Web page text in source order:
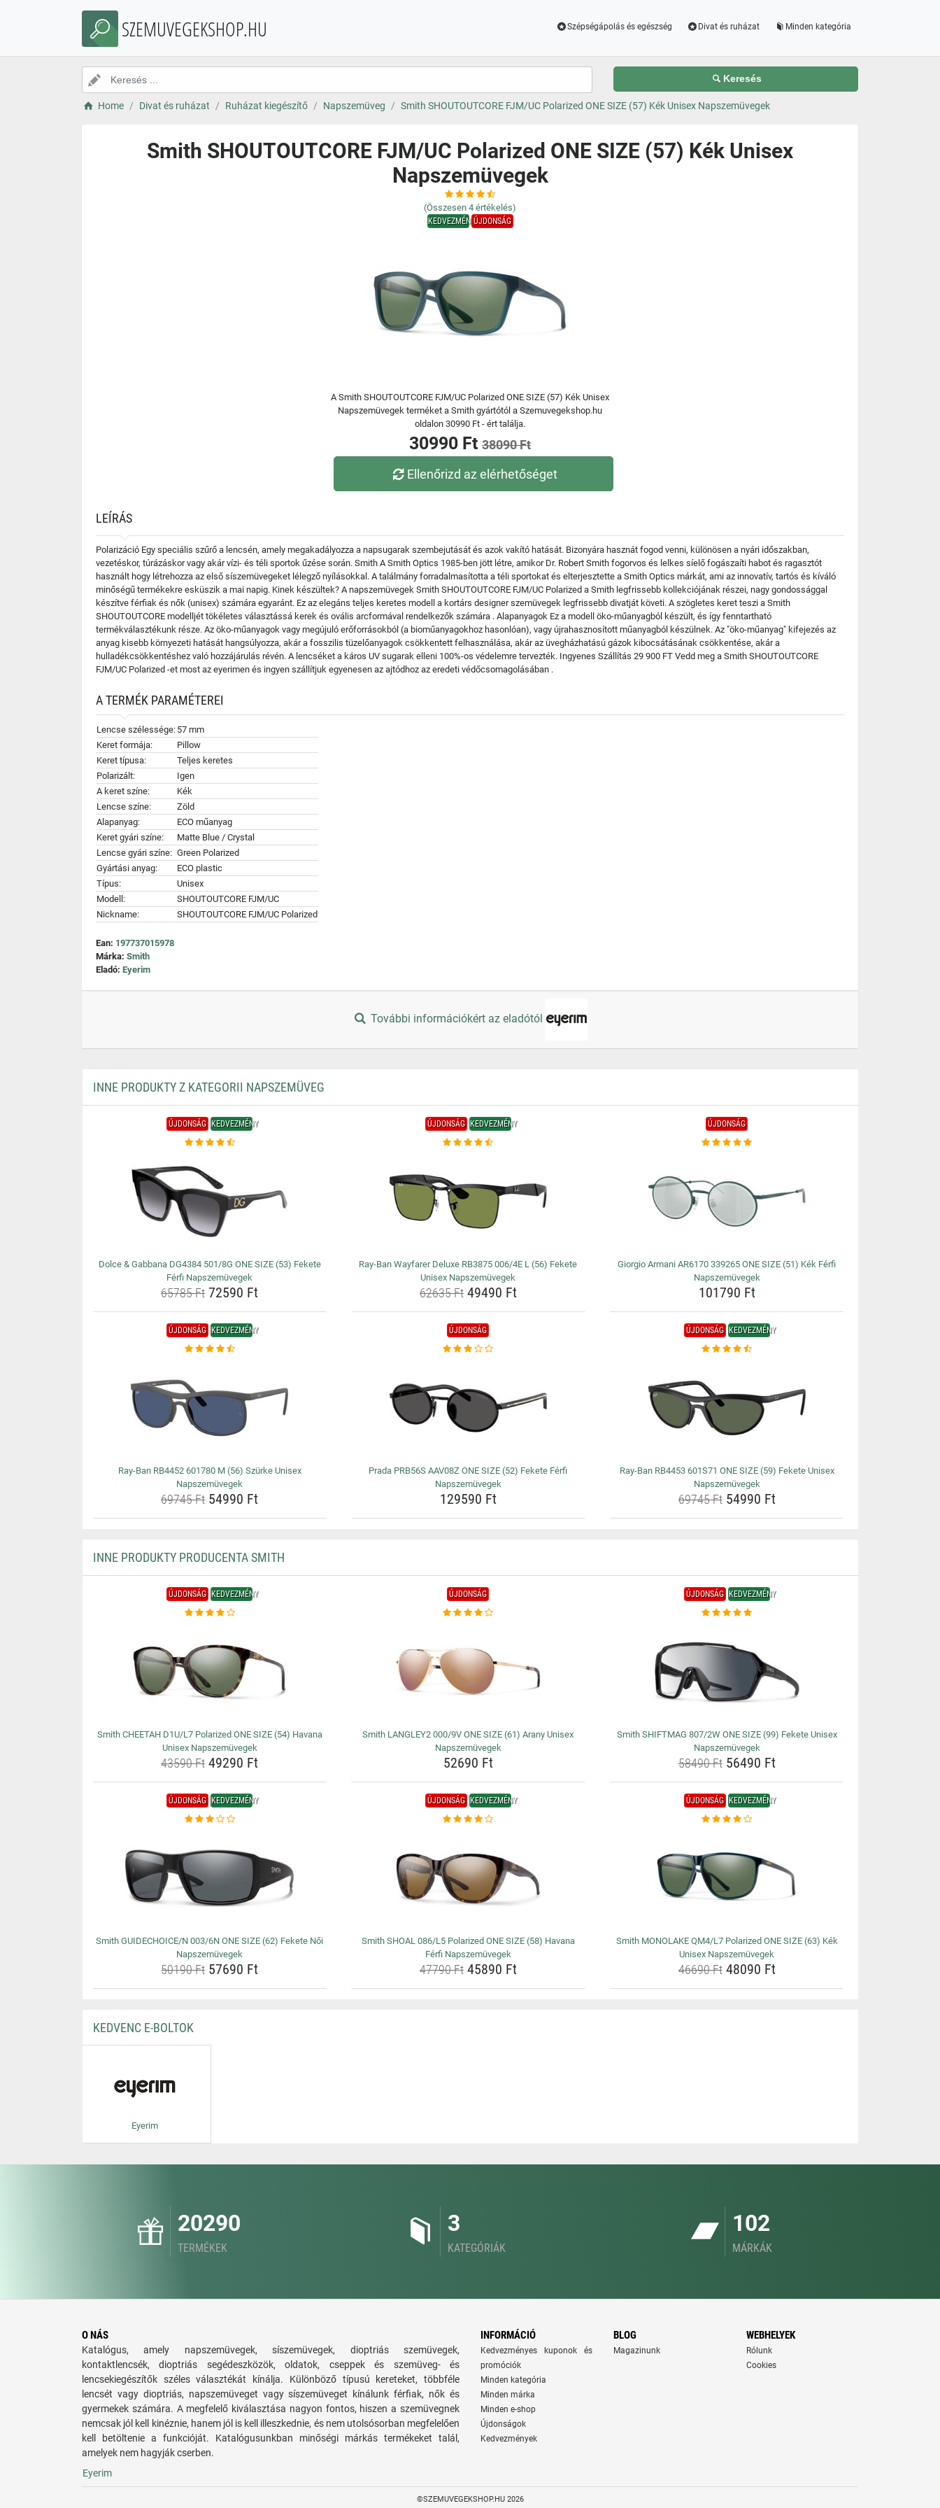
SZEMUVEGEKSHOP.HU Szépségápolás és egészség Divat és ruházat Minden kategória
Keresés
Home Divat és ruházat Ruházat kiegészítő Napszemüveg Smith SHOUTOUTCORE FJM/UC Polarized ONE SIZE (57) Kék Unisex Napszemüvegek
Smith SHOUTOUTCORE FJM/UC Polarized ONE SIZE (57) Kék Unisex
Napszemüvegek
(Összesen 4 értékelés)
KEDVEZMÉNYÚJDONSÁG
A Smith SHOUTOUTCORE FJM/UC Polarized ONE SIZE (57) Kék Unisex
Napszemüvegek terméket a Smith gyártótól a Szemuvegekshop.hu
oldalon 30990 Ft - ért találja.
30990 Ft 38090 Ft
Ellenőrizd az elérhetőséget
LEÍRÁS
Polarizáció Egy speciális szűrő a lencsén, amely megakadályozza a napsugarak szembejutását és azok vakító hatását. Bizonyára hasznát fogod venni, különösen a nyári időszakban,
vezetéskor, túrázáskor vagy akár vízi- és téli sportok űzése során. Smith A Smith Optics 1985-ben jött létre, amikor Dr. Robert Smith fogorvos és lelkes síelő fogászaíti habot és ragasztót
használt hogy létrehozza az első síszemüvegeket lélegző nyílásokkal. A találmány forradalmasította a téli sportokat és elterjesztette a Smith Optics márkát, ami az innovatív, tartós és kíváló
minőségű termékekre esküszik a mai napig. Kinek készültek? A napszemüvegek Smith SHOUTOUTCORE FJM/UC Polarized a Smith legfrissebb kollekciójának részei, nagy gondossággal
készítve férfiak és nők (unisex) számára egyaránt. Ez az elegáns teljes keretes modell a kortárs designer szemüvegek legfrissebb divatját követi. A szögletes keret teszi a Smith
SHOUTOUTCORE modelljét tökéletes választássá kerek és ovális arcformával rendelkezők számára . Alapanyagok Ez a modell öko-műanyagból készült, és így fenntartható
termékválasztékunk része. Az öko-műanyagok vagy megújuló erőforrásokból (a bioműanyagokhoz hasonlóan), vagy újrahasznosított műanyagból készülnek. Az "öko-műanyag" kifejezés az
anyag kisebb környezeti hatását hangsúlyozza, akár a fosszilis tüzelőanyagok csökkentett felhasználása, akár az üvegházhatású gázok kibocsátásának csökkentése, akár a
hulladékcsökkentéshez való hozzájárulás révén. A lencséket a káros UV sugarak elleni 100%-os védelemre tervezték. Ingyenes Szállítás 29 900 FT Vedd meg a Smith SHOUTOUTCORE
FJM/UC Polarized -et most az eyerimen és ingyen szállítjuk egyenesen az ajtódhoz az eredeti védőcsomagolásában .
A TERMÉK PARAMÉTEREI
Lencse szélessége: 57 mm
Keret formája:
Pillow
Keret típusa:
Teljes keretes
Polarizált:
Igen
A keret színe:
Kék
Lencse színe:
Zöld
Alapanyag:
ECO műanyag
Keret gyári színe:
Matte Blue / Crystal
Lencse gyári színe: Green Polarized
Gyártási anyag:
ECO plastic
Típus:
Unisex
Modell:
SHOUTOUTCORE FJM/UC
Nickname:
SHOUTOUTCORE FJM/UC Polarized
Ean: 197737015978
Márka: Smith
Eladó: Eyerim
További információkért az eladótól
INNE PRODUKTY Z KATEGORII NAPSZEMÜVEG
ÚJDONSÁG KEDVEZMÉNY
Dolce & Gabbana DG4384 501/8G ONE SIZE (53) Fekete
Férfi Napszemüvegek
65785 Ft72590 Ft
ÚJDONSÁG KEDVEZMÉNY
Ray-Ban Wayfarer Deluxe RB3875 006/4E L (56) Fekete
Unisex Napszemüvegek
62635 Ft49490 Ft
ÚJDONSÁG
Giorgio Armani AR6170 339265 ONE SIZE (51) Kék Férfi
Napszemüvegek
101790 Ft
ÚJDONSÁG KEDVEZMÉNY
Ray-Ban RB4452 601780 M (56) Szürke Unisex
Napszemüvegek
69745 Ft54990 Ft
ÚJDONSÁG
Prada PRB56S AAV08Z ONE SIZE (52) Fekete Férfi
Napszemüvegek
129590 Ft
ÚJDONSÁG KEDVEZMÉNY
Ray-Ban RB4453 601S71 ONE SIZE (59) Fekete Unisex
Napszemüvegek
69745 Ft54990 Ft
INNE PRODUKTY PRODUCENTA SMITH
ÚJDONSÁG KEDVEZMÉNY
Smith CHEETAH D1U/L7 Polarized ONE SIZE (54) Havana
Unisex Napszemüvegek
43590 Ft49290 Ft
ÚJDONSÁG
Smith LANGLEY2 000/9V ONE SIZE (61) Arany Unisex
Napszemüvegek
52690 Ft
ÚJDONSÁG KEDVEZMÉNY
Smith SHIFTMAG 807/2W ONE SIZE (99) Fekete Unisex
Napszemüvegek
58490 Ft56490 Ft
ÚJDONSÁG KEDVEZMÉNY
Smith GUIDECHOICE/N 003/6N ONE SIZE (62) Fekete Női
Napszemüvegek
50190 Ft57690 Ft
ÚJDONSÁG KEDVEZMÉNY
Smith SHOAL 086/L5 Polarized ONE SIZE (58) Havana
Férfi Napszemüvegek
47790 Ft45890 Ft
ÚJDONSÁG KEDVEZMÉNY
Smith MONOLAKE QM4/L7 Polarized ONE SIZE (63) Kék
Unisex Napszemüvegek
46690 Ft48090 Ft
KEDVENC E-BOLTOK
Eyerim
20290
TERMÉKEK
3
KATEGÓRIÁK
102
MÁRKÁK
O NÁS
Katalógus, amely napszemüvegek, síszemüvegek, dioptriás szemüvegek,
kontaktlencsék, dioptriás segédeszközök, oldatok, cseppek és szemüveg- és
lencsekiegészítők széles választékát kínálja. Különböző típusú kereteket, többféle
lencsét vagy dioptriás, napszemüveget vagy síszemüveget kínálunk férfiak, nők és
gyermekek számára. A megfelelő kiválasztása nagyon fontos, hiszen a szemüvegnek
nemcsak jól kell kinéznie, hanem jól is kell illeszkednie, és nem utolsósorban megfelelően
kell betöltenie a funkcióját. Katalógusunkban minőségi márkás termékeket talál,
amelyek nem hagyják cserben.
INFORMÁCIÓ
Kedvezményes kuponok és
promóciók
Minden kategória
Minden márka
Minden e-shop
Újdonságok
Kedvezmények
BLOG
Magazinunk
WEBHELYEK
Rólunk
Cookies
Eyerim
©SZEMUVEGEKSHOP.HU 2026